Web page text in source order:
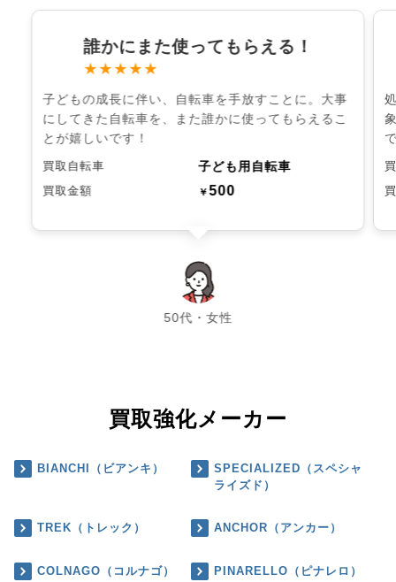
誰かにまた使ってもらえる！
★★★★★
子どもの成長に伴い、自転車を手放すことに。大事
にしてきた自転車を、また誰かに使ってもらえるこ
とが嬉しいです！
買取自転車 子ども用自転車
買取金額 ￥500
50代・女性
chevron_left chevron_right
買取強化メーカー
BIANCHI（ビアンキ）
SPECIALIZED（スペシャ
ライズド）
TREK（トレック） ANCHOR（アンカー）
COLNAGO（コルナゴ） PINARELLO（ピナレロ）